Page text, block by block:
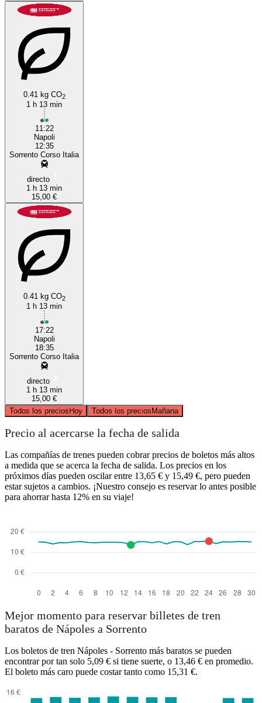
0.41 kg CO2
1 h 13 min
11:22
Napoli
12:35
Sorrento Corso Italia
directo
1 h 13 min
15,00 €
0.41 kg CO2
1 h 13 min
17:22
Napoli
18:35
Sorrento Corso Italia
directo
1 h 13 min
15,00 €
Todos los preciosHoy Todos los preciosMañana
Precio al acercarse la fecha de salida
Las compañías de trenes pueden cobrar precios de boletos más altos
a medida que se acerca la fecha de salida. Los precios en los
próximos días pueden oscilar entre 13,65 € y 15,49 €, pero pueden
estar sujetos a cambios. ¡Nuestro consejo es reservar lo antes posible
para ahorrar hasta 12% en su viaje!
Mejor momento para reservar billetes de tren
baratos de Nápoles a Sorrento
Los boletos de tren Nápoles - Sorrento más baratos se pueden
encontrar por tan solo 5,09 € si tiene suerte, o 13,46 € en promedio.
El boleto más caro puede costar tanto como 15,31 €.